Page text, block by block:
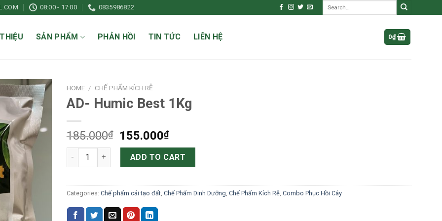
08:00 - 17:00 0835986822
SẢN PHẨM PHẢN HỒI TIN TỨC LIÊN HỆ 0₫
HOME / CHẾ PHẨM KÍCH RỄ
AD- Humic Best 1Kg
185.000₫
Original
price
was:
185.000₫.
155.000₫Current
price
is:
155.000₫.
AD- Humic Best 1Kg quantity
ADD TO CART
Categories: Chế phẩm cải tạo đất, Chế Phẩm Dinh Dưỡng Chế Phẩm Kích Rễ, Combo Phục Hồi Cây